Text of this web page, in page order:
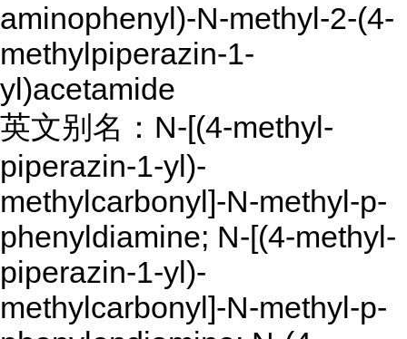
aminophenyl)-N-methyl-2-(4-
methylpiperazin-1-
yl)acetamide
英文别名：N-[(4-methyl-
piperazin-1-yl)-
methylcarbonyl]-N-methyl-p-
phenyldiamine; N-[(4-methyl-
piperazin-1-yl)-
methylcarbonyl]-N-methyl-p-